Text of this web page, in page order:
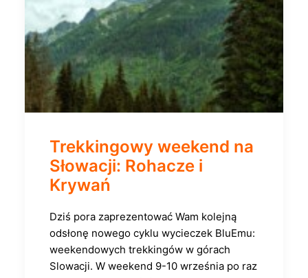
Trekkingowy weekend na
Słowacji: Rohacze i
Krywań
Dziś pora zaprezentować Wam kolejną
odsłonę nowego cyklu wycieczek BluEmu:
weekendowych trekkingów w górach
Slowacji. W weekend 9-10 września po raz